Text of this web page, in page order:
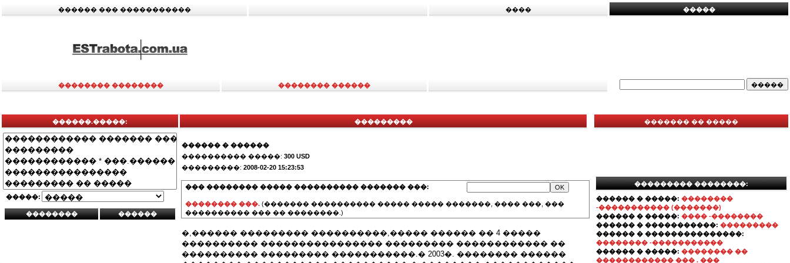
������ ��� ����������� ���� �����
�������� �������� �������� ������
������.�����:
�����:
���������
������ � ������
���������� �����: 300 USD
���������: 2008-02-20 15:23:53
��� �������� ����� ���������� ������� ���:
�������� ���. (������� ���������� ����� ����� �������, ���� ���, ���
���������� ��� �� ��������.)
�,������ ��������� ����������,����� ������ �� 4 �����
���������� ���������������� ��������� ������������ ��
���������� ��������� �����������.� 2003�. �������� ������
������� �� �����
��������� ��������:
������ � �����: ��������
-����������� (�������)
������ � �����: ���� -��������
������ � �����������: ���������
������ � ���������������:
�������� -�����������
������ � �����: �������� ��
������������ ��� . ���